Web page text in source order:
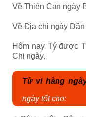
Về Thiên Can ngày
Về Địa chi ngày Dần
Hôm nay Tý được
Chi ngày.
Tử vi hàng
ngày tốt cho: